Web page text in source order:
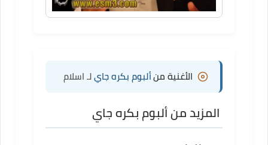
الأغنية منألبوم بكره جاي لـ اسلام
المزيد من ألبوم بكره جاي